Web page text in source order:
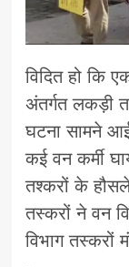
विदित हो कि
अंतर्गत लकड़ी
घटना सामने
कई वन कर्मी
तश्करों के
तस्करों ने वन
विभाग तस्करों